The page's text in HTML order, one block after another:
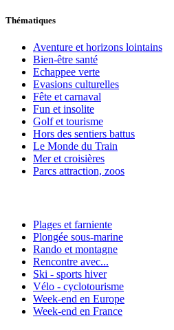
Thématiques
Aventure et horizons lointains
Bien-être santé
Echappee verte
Evasions culturelles
Fête et carnaval
Fun et insolite
Golf et tourisme
Hors des sentiers battus
Le Monde du Train
Mer et croisières
Parcs attraction, zoos
Plages et farniente
Plongée sous-marine
Rando et montagne
Rencontre avec...
Ski - sports hiver
Vélo - cyclotourisme
Week-end en Europe
Week-end en France